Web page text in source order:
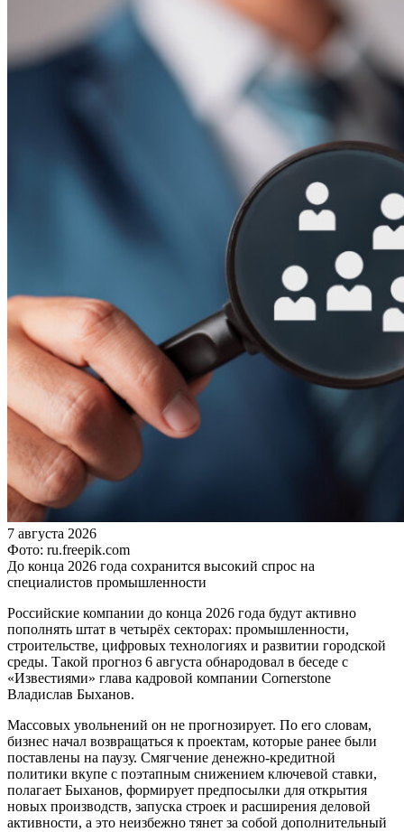
7 августа 2026
Фото: ru.freepik.com
До конца 2026 года сохранится высокий спрос на
специалистов промышленности
Российские компании до конца 2026 года будут активно
пополнять штат в четырёх секторах: промышленности,
строительстве, цифровых технологиях и развитии городской
среды. Такой прогноз 6 августа обнародовал в беседе с
«Известиями» глава кадровой компании Cornerstone
Владислав Быханов.
Массовых увольнений он не прогнозирует. По его словам,
бизнес начал возвращаться к проектам, которые ранее были
поставлены на паузу. Смягчение денежно-кредитной
политики вкупе с поэтапным снижением ключевой ставки,
полагает Быханов, формирует предпосылки для открытия
новых производств, запуска строек и расширения деловой
активности, а это неизбежно тянет за собой дополнительный